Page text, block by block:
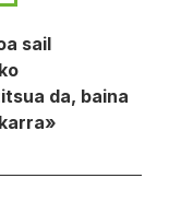
sail
da, baina